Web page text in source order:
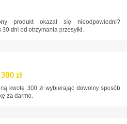
produkt okazał się nieodpowiedni?
dni od otrzymania przesyłki.
zł
kwotę 300 zł wybierając dowolny sposób
za darmo.